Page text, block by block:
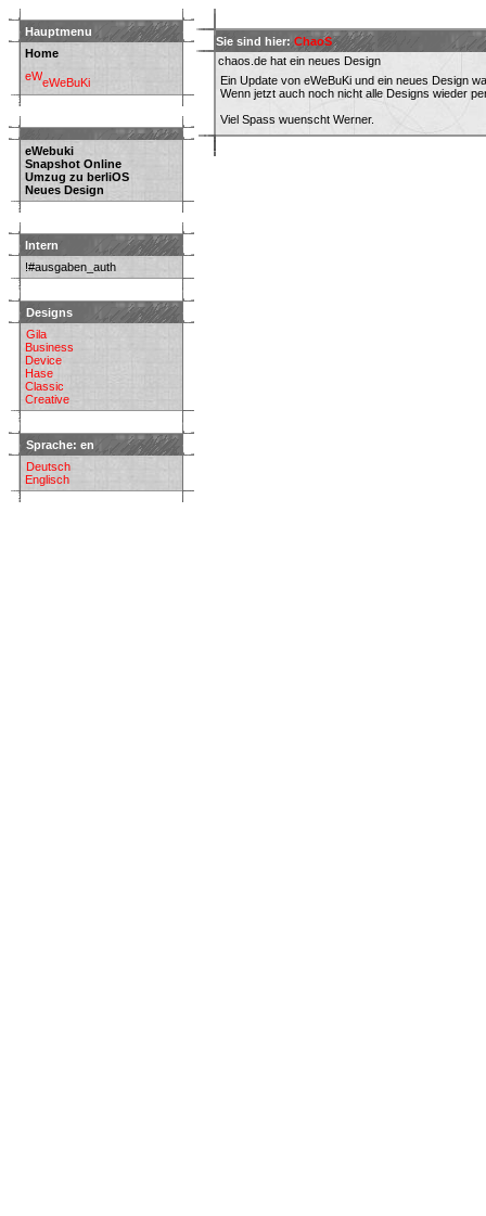
Hauptmenu
Home
eWeBuKi
eWebuki
Snapshot Online
Umzug zu berliOS
Neues Design
Intern
!#ausgaben_auth
Designs
Gila
Business
Device
Hase
Classic
Creative
Sprache: en
Deutsch
Englisch
Sie sind hier: ChaoS
chaos.de hat ein neues Design
Ein Update von eWeBuKi und ein neues Design
Wenn jetzt auch noch nicht alle Designs wieder
Viel Spass wuenscht Werner.